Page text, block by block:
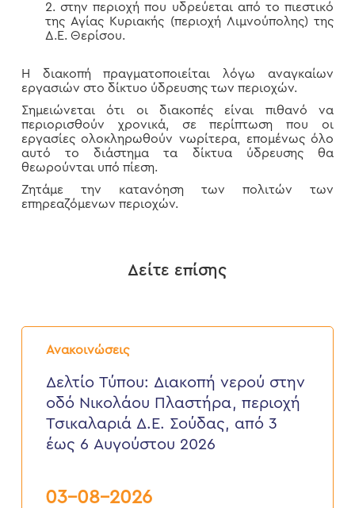
στην περιοχή που υδρεύεται από το πιεστικό
της Αγίας Κυριακής (περιοχή Λιμνούπολης) της
Δ.Ε. Θερίσου.
Η διακοπή πραγματοποιείται λόγω αναγκαίων
εργασιών στο δίκτυο ύδρευσης των περιοχών.
Σημειώνεται ότι οι διακοπές είναι πιθανό να
περιορισθούν χρονικά, σε περίπτωση που οι
εργασίες ολοκληρωθούν νωρίτερα, επομένως όλο
αυτό το διάστημα τα δίκτυα ύδρευσης θα
θεωρούνται υπό πίεση.
Ζητάμε την κατανόηση των πολιτών των
επηρεαζόμενων περιοχών.
Δείτε επίσης
Ανακοινώσεις
Δελτίο
Τύπου:
νερού
στην
Νικολάου
Πλαστήρα,
περιοχή
Σούδας,
Δελτίο Τύπου: Διακοπή νερού στην
οδό Νικολάου Πλαστήρα, περιοχή
Τσικαλαριά Δ.Ε. Σούδας, από 3
έως 6 Αυγούστου 2026
03-08-2026